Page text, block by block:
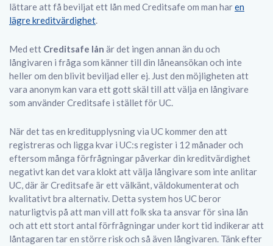
lättare att få beviljat ett lån med Creditsafe om man haren
lägre kreditvärdighet.
Med ett Creditsafe lån är det ingen annan än du och
långivaren i fråga som känner till din låneansökan och inte
heller om den blivit beviljad eller ej. Just den möjligheten att
vara anonym kan vara ett gott skäl till att välja en långivare
som använder Creditsafe i stället för UC.
När det tas en kreditupplysning via UC kommer den att
registreras och ligga kvar i UC:s register i 12 månader och
eftersom många förfrågningar påverkar din kreditvärdighet
negativt kan det vara klokt att välja långivare som inte anlitar
UC, där är Creditsafe är ett välkänt, väldokumenterat och
kvalitativt bra alternativ. Detta system hos UC beror
naturligtvis på att man vill att folk ska ta ansvar för sina lån
och att ett stort antal förfrågningar under kort tid indikerar att
låntagaren tar en större risk och så även långivaren. Tänk efter